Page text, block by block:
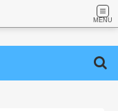
MENU